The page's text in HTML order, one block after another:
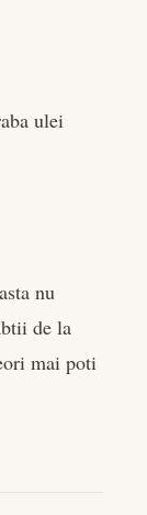
ulei
nu
de la
mai poti